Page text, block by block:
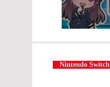
Nintendo Switch